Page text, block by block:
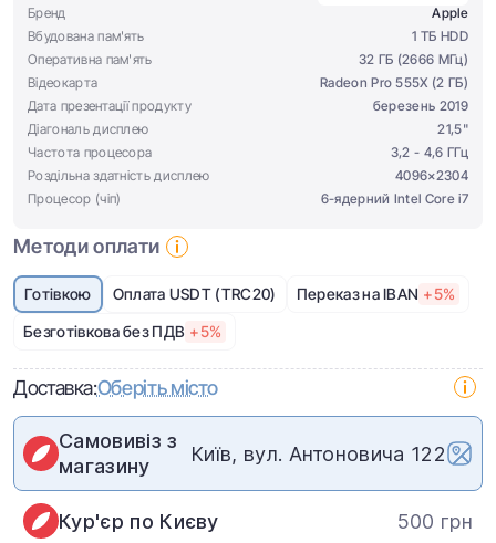
Бренд
Apple
Вбудована пам'ять
1 ТБ HDD
Оперативна пам'ять
32 ГБ (2666 МГц)
Відеокарта
Radeon Pro 555X (2 ГБ)
Дата презентації продукту
березень 2019
Діагональ дисплею
21,5"
Частота процесора
3,2 - 4,6 ГГц
Роздільна здатність дисплею
4096×2304
Процесор (чіп)
6-ядерний Intel Core i7
Методи оплати
Готівкою Оплата USDT (TRC20) Переказ на IBAN +5%
Безготівкова без ПДВ +5%
Доставка:Оберіть місто
Самовивіз з
магазину
Київ, вул. Антоновича 122
Кур'єр по Києву 500 грн